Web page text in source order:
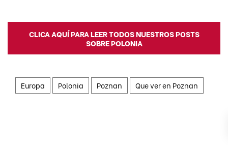
CLICA AQUÍ PARA LEER TODOS NUESTROS POSTS
SOBRE POLONIA
Europa Polonia Poznan Que ver en Poznan